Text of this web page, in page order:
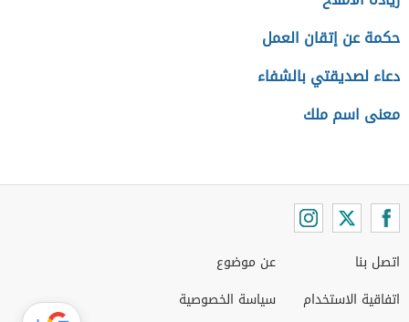
حكمة عن إتقان العمل
دعاء لصديقتي بالشفاء
معنى اسم ملك
اتصل بنا
اتفاقية الاستخدام
عن موضوع
سياسة الخصوصية